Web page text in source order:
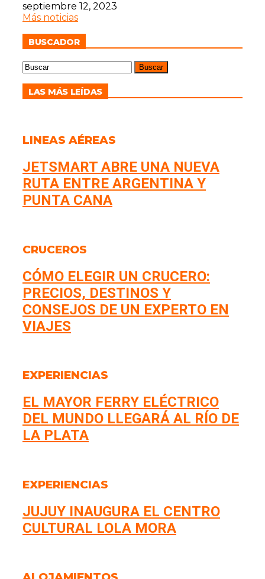
septiembre 12, 2023
Más noticias
BUSCADOR
LAS MÁS LEÍDAS
LINEAS AÉREAS
JETSMART ABRE UNA NUEVA
RUTA ENTRE ARGENTINA Y
PUNTA CANA
CRUCEROS
CÓMO ELEGIR UN CRUCERO:
PRECIOS, DESTINOS Y
CONSEJOS DE UN EXPERTO EN
VIAJES
EXPERIENCIAS
EL MAYOR FERRY ELÉCTRICO
DEL MUNDO LLEGARÁ AL RÍO DE
LA PLATA
EXPERIENCIAS
JUJUY INAUGURA EL CENTRO
CULTURAL LOLA MORA